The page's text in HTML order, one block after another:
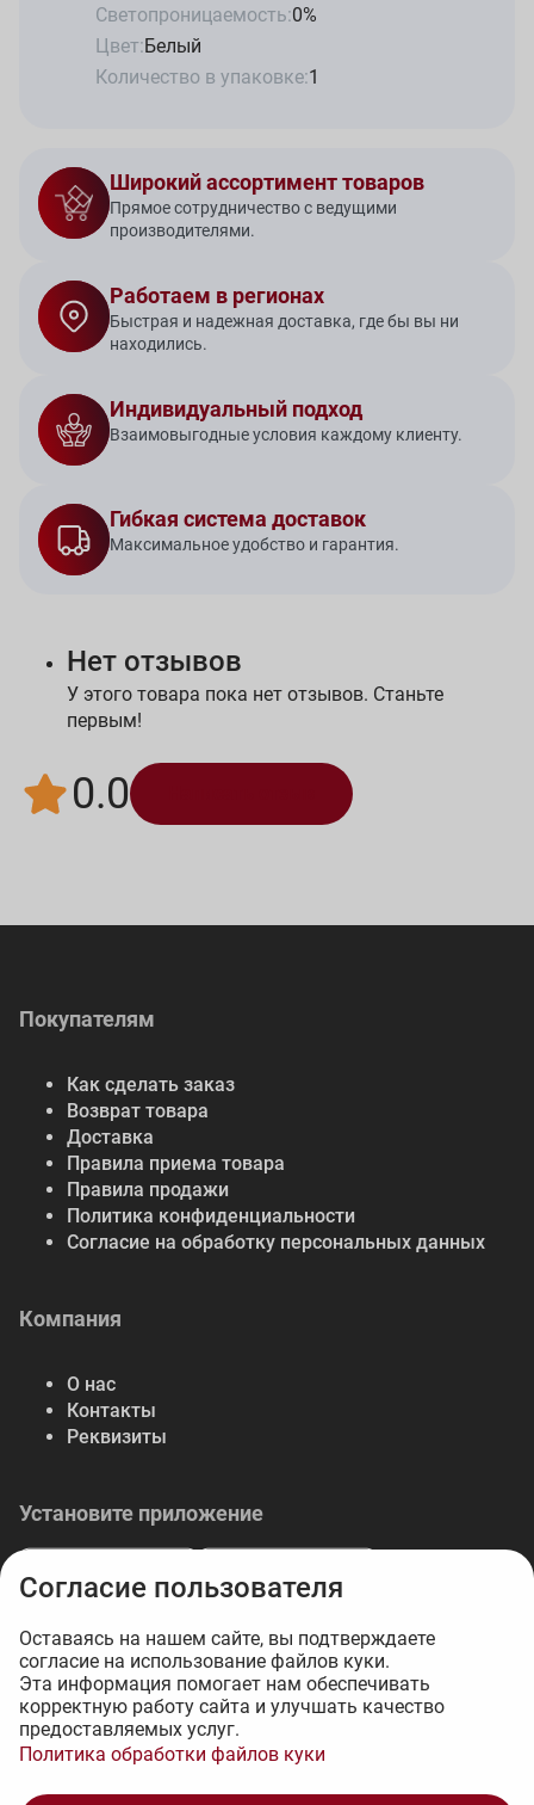
Светопроницаемость:0%
Цвет:Белый
Количество в упаковке:1
Широкий ассортимент товаров
Прямое сотрудничество с ведущими
производителями.
Работаем в регионах
Быстрая и надежная доставка, где бы вы ни
находились.
Индивидуальный подход
Взаимовыгодные условия каждому клиенту.
Гибкая система доставок
Максимальное удобство и гарантия.
2 063 ₽
Нет отзывов
У этого товара пока нет отзывов. Станьте
первым!
0.0
Покупателям
Как сделать заказ
Возврат товара
Доставка
Правила приема товара
Правила продажи
Политика конфиденциальности
Согласие на обработку персональных данных
Компания
О нас
Контакты
Реквизиты
Установите приложение
© 2026 Либерте — весь спектр отделочных
материалов.
Интернет-магазин на 1С-Битрикс - 34web
Согласие пользователя
Оставаясь на нашем сайте, вы подтверждаете
согласие на использование файлов куки.
Эта информация помогает нам обеспечивать
корректную работу сайта и улучшать качество
предоставляемых услуг.
Политика обработки файлов куки